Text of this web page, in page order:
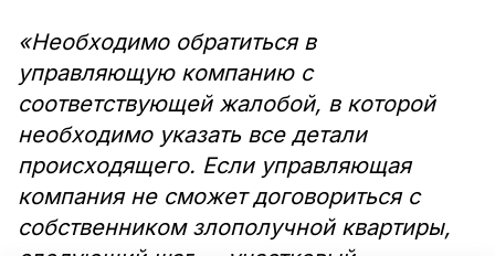
«Необходимо обратиться в
управляющую компанию с
соответствующей жалобой, в которой
необходимо указать все детали
происходящего. Если управляющая
компания не сможет договориться с
собственником злополучной квартиры,